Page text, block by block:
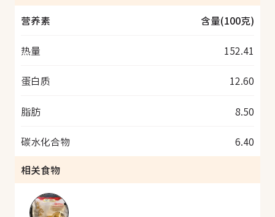
营养素
含量(100克)
热量 152.41
蛋白质 12.60
脂肪 8.50
碳水化合物
6.40
相关食物